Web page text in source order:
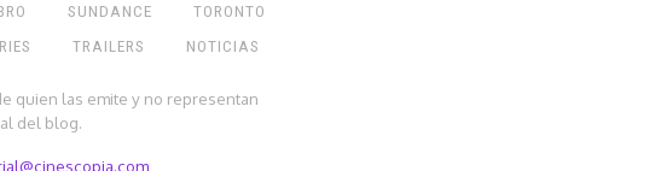
SUNDANCE
TORONTO
TRAILERS NOTICIAS
quien las emite y no representan
del blog.